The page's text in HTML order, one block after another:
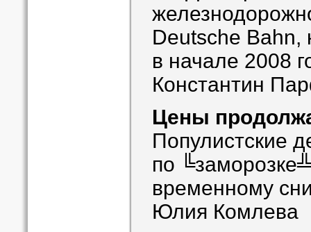
Deutsche Bahn,
в начале 2008
Константин
Цены
Популистские
по
временному
Юлия Комлева